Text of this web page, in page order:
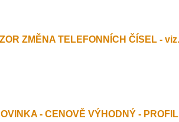
ZMĚNA TELEFONNÍCH ČÍSEL -
- CENOVĚ VÝHODNÝ -